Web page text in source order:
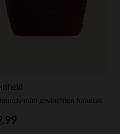
mini gevlochten handtas